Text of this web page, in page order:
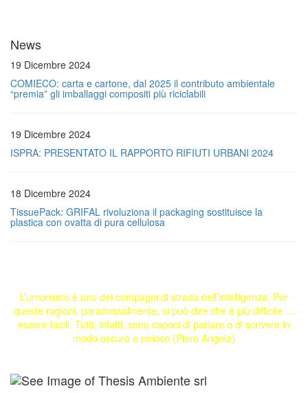
News
19 Dicembre 2024
COMIECO: carta e cartone, dal 2025 il contributo ambientale
“premia” gli imballaggi compositi più riciclabili
19 Dicembre 2024
ISPRA: PRESENTATO IL RAPPORTO RIFIUTI URBANI 2024
18 Dicembre 2024
TissuePack: GRIFAL rivoluziona il packaging sostituisce la
plastica con ovatta di pura cellulosa
L’umorismo è uno dei compagni di strada dell’intelligenza. Per
queste ragioni, paradossalmente, si può dire che è più difficile …
essere facili. Tutti, infatti, sono capaci di parlare o di scrivere in
modo oscuro o noioso (Piero Angela)